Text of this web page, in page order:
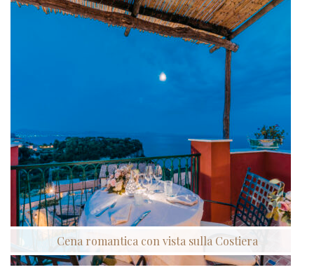
Cena romantica con vista sulla Costiera